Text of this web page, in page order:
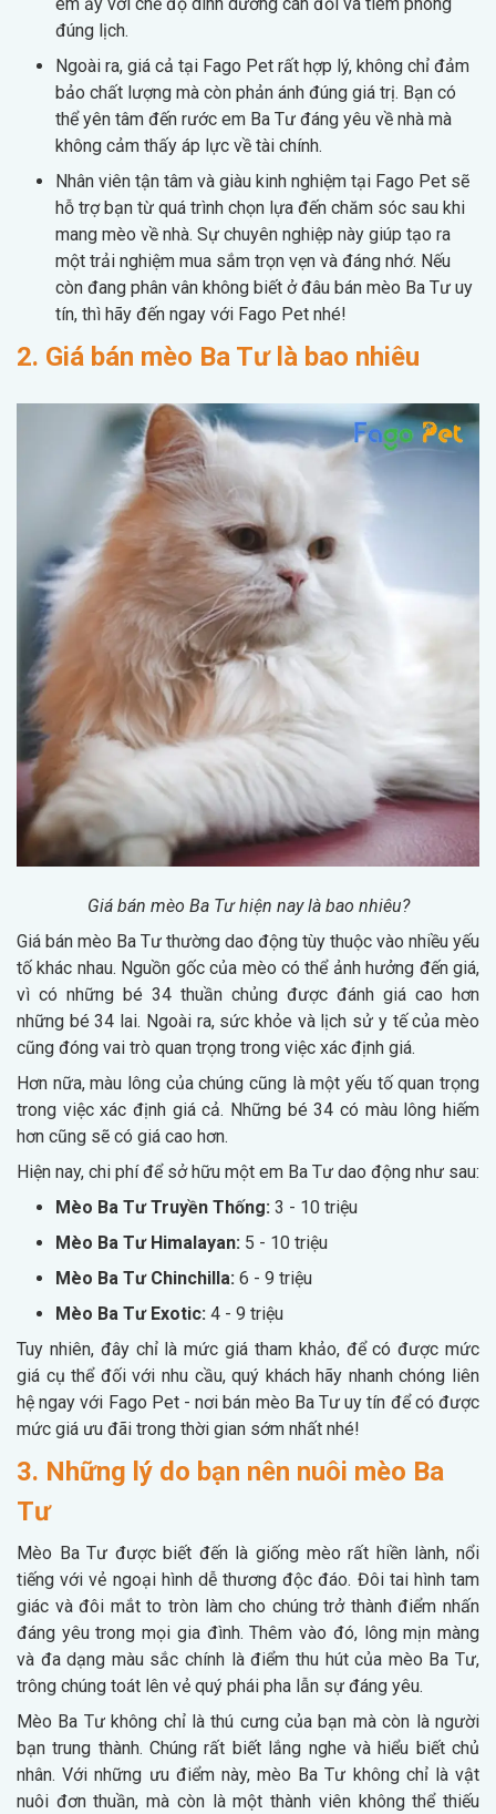
đúng lịch.
Ngoài ra, giá cả tại Fago Pet rất hợp lý, không chỉ đảm
bảo chất lượng mà còn phản ánh đúng giá trị. Bạn có
thể yên tâm đến rước em Ba Tư đáng yêu về nhà mà
không cảm thấy áp lực về tài chính.
Nhân viên tận tâm và giàu kinh nghiệm tại Fago Pet sẽ
hỗ trợ bạn từ quá trình chọn lựa đến chăm sóc sau khi
mang mèo về nhà. Sự chuyên nghiệp này giúp tạo ra
một trải nghiệm mua sắm trọn vẹn và đáng nhớ. Nếu
còn đang phân vân không biết ở đâu bán mèo Ba Tư uy
tín, thì hãy đến ngay với Fago Pet nhé!
2. Giá bán mèo Ba Tư là bao nhiêu
Giá bán mèo Ba Tư hiện nay là bao nhiêu?
Giá bán mèo Ba Tư thường dao động tùy thuộc vào nhiều yếu
tố khác nhau. Nguồn gốc của mèo có thể ảnh hưởng đến giá,
vì có những bé 34 thuần chủng được đánh giá cao hơn
những bé 34 lai. Ngoài ra, sức khỏe và lịch sử y tế của mèo
cũng đóng vai trò quan trọng trong việc xác định giá.
Hơn nữa, màu lông của chúng cũng là một yếu tố quan trọng
trong việc xác định giá cả. Những bé 34 có màu lông hiếm
hơn cũng sẽ có giá cao hơn.
Hiện nay, chi phí để sở hữu một em Ba Tư dao động như sau:
Mèo Ba Tư Truyền Thống: 3 - 10 triệu
Mèo Ba Tư Himalayan: 5 - 10 triệu
Mèo Ba Tư Chinchilla: 6 - 9 triệu
Mèo Ba Tư Exotic: 4 - 9 triệu
Tuy nhiên, đây chỉ là mức giá tham khảo, để có được mức
giá cụ thể đối với nhu cầu, quý khách hãy nhanh chóng liên
hệ ngay với Fago Pet - nơi bán mèo Ba Tư uy tín để có được
mức giá ưu đãi trong thời gian sớm nhất nhé!
3. Những lý do bạn nên nuôi mèo Ba
Tư
Mèo Ba Tư được biết đến là giống mèo rất hiền lành, nổi
tiếng với vẻ ngoại hình dễ thương độc đáo. Đôi tai hình tam
giác và đôi mắt to tròn làm cho chúng trở thành điểm nhấn
đáng yêu trong mọi gia đình. Thêm vào đó, lông mịn màng
và đa dạng màu sắc chính là điểm thu hút của mèo Ba Tư,
trông chúng toát lên vẻ quý phái pha lẫn sự đáng yêu.
Mèo Ba Tư không chỉ là thú cưng của bạn mà còn là người
bạn trung thành. Chúng rất biết lắng nghe và hiểu biết chủ
nhân. Với những ưu điểm này, mèo Ba Tư không chỉ là vật
nuôi đơn thuần, mà còn là một thành viên không thể thiếu